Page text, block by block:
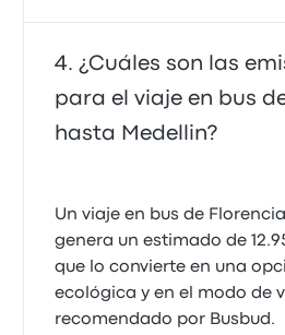
¿Cuáles son las
para el viaje en bus
hasta Medellin?
Un viaje en bus de
genera un estimado de
que lo convierte en una
ecológica y en el modo de
recomendado por Busbud.